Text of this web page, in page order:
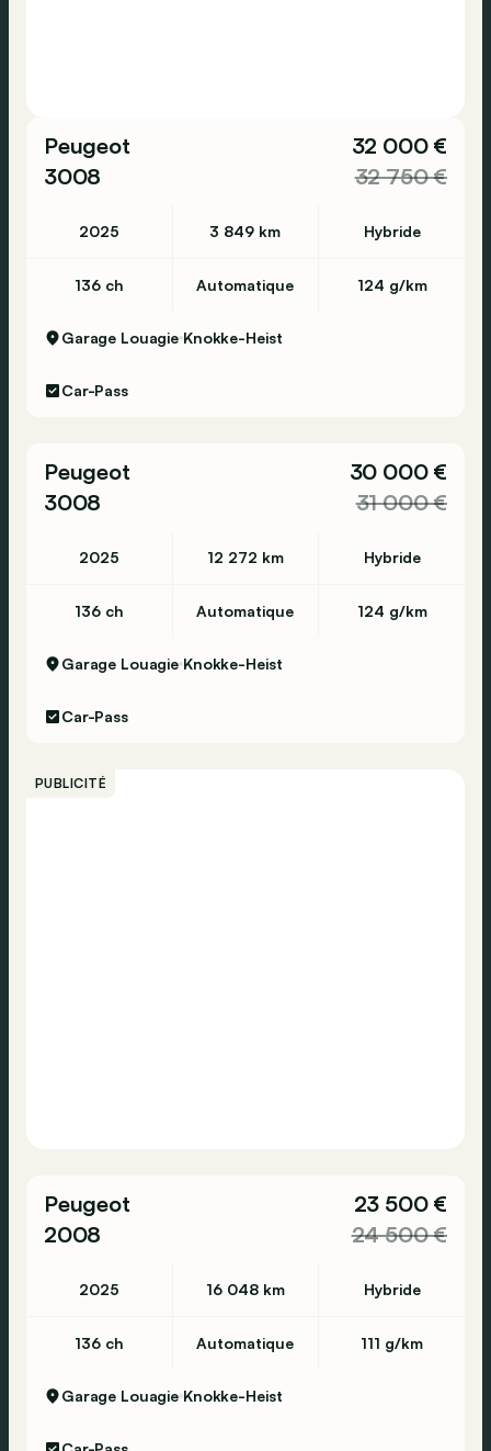
Peugeot
3008
32 000 €
32 750 €
2025 3 849 km Hybride
136 ch Automatique 124 g/km
Garage Louagie Knokke-Heist
Car-Pass
Peugeot
3008
30 000 €
31 000 €
2025 12 272 km Hybride
136 ch Automatique 124 g/km
Garage Louagie Knokke-Heist
Car-Pass
PUBLICITÉ
Peugeot
2008
23 500 €
24 500 €
2025 16 048 km Hybride
136 ch Automatique 111 g/km
Garage Louagie Knokke-Heist